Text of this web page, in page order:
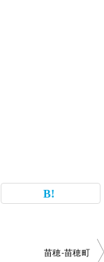
苗穂-苗穂町